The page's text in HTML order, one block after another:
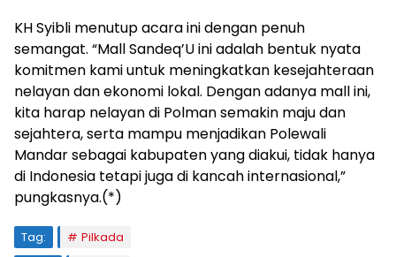
KH Syibli menutup acara ini dengan penuh
semangat. “Mall Sandeq’U ini adalah bentuk nyata
komitmen kami untuk meningkatkan kesejahteraan
nelayan dan ekonomi lokal. Dengan adanya mall ini,
kita harap nelayan di Polman semakin maju dan
sejahtera, serta mampu menjadikan Polewali
Mandar sebagai kabupaten yang diakui, tidak hanya
di Indonesia tetapi juga di kancah internasional,”
pungkasnya.(*)
Tag: Pilkada